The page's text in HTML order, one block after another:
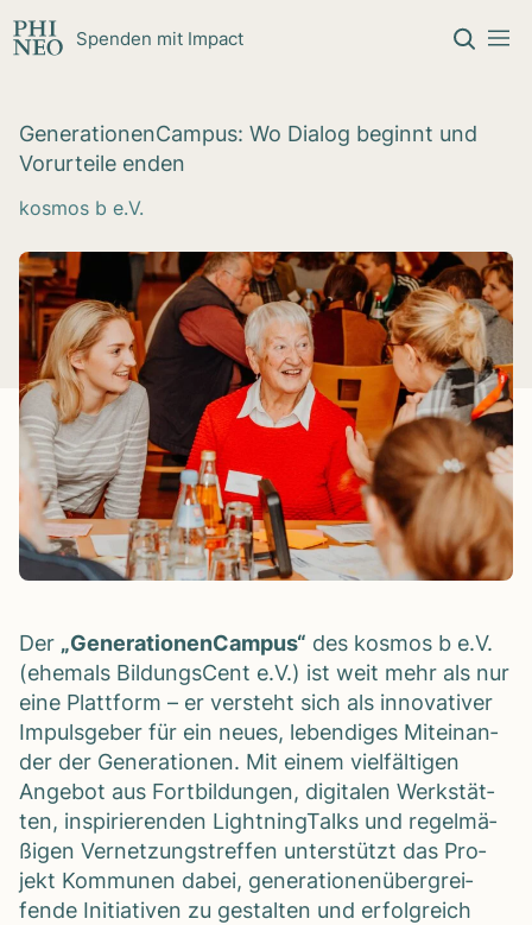
Spenden mit Impact
Gene­ra­tio­nen­Cam­pus: Wo Dia­log beginnt und
Vor­ur­teile enden
kosmos b e.V.
Der „Gene­ra­tio­nen­Cam­pus“ des kos­mos b e.V.
(ehe­mals Bil­dungs­Cent e.V.) ist weit mehr als nur
eine Platt­form – er ver­steht sich als inno­va­ti­ver
Impuls­ge­ber für ein neues, leben­di­ges Mit­ein­an­
der der Gene­ra­tio­nen. Mit einem viel­fäl­ti­gen
Ange­bot aus Fort­bil­dun­gen, digi­ta­len Werk­stät­
ten, inspi­rie­ren­den Light­ning­Talks und regel­mä­
ßi­gen Ver­net­zungs­tref­fen unter­stützt das Pro­
jekt Kom­mu­nen dabei, gene­ra­tio­nen­über­grei­
fende Initia­ti­ven zu gestal­ten und erfolg­reich